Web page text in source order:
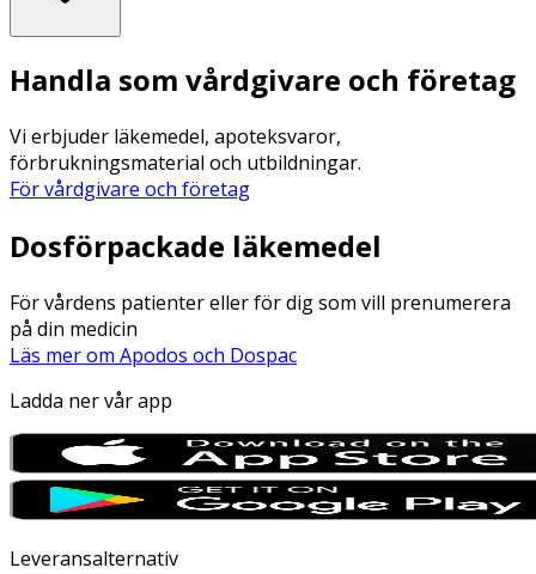
Handla som vårdgivare och företag
Vi erbjuder läkemedel, apoteksvaror,
förbrukningsmaterial och utbildningar.
För vårdgivare och företag
Dosförpackade läkemedel
För vårdens patienter eller för dig som vill prenumerera
på din medicin
Läs mer om Apodos och Dospac
Ladda ner vår app
Leveransalternativ